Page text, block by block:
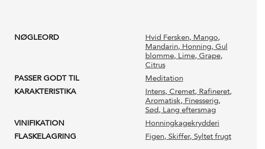
NØGLEORD Hvid Fersken, Mango,
Mandarin, Honning, Gul
blomme, Lime, Grape,
Citrus
PASSER GODT TIL
Meditation
KARAKTERISTIKA
Intens, Cremet, Rafineret,
Aromatisk, Finesserig,
Sød, Lang eftersmag
VINIFIKATION
Honningkagekrydderi
FLASKELAGRING
Figen, Skiffer, Syltet frugt